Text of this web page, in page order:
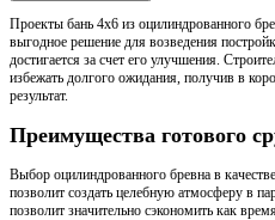
Проекты бань 4х6 из оцилиндрованного
выгодное решение для возведения
достигается за счет его улучшения.
избежать долгого ожидания, получив в
результат.
Преимущества готового
Выбор оцилиндрованного бревна в
позволит создать целебную атмосферу в
позволит значительно сэкономить как